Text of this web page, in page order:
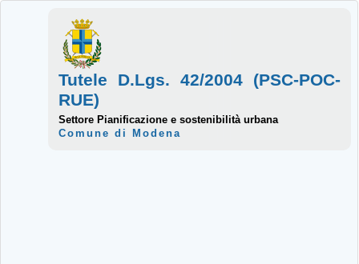
Tutele D.Lgs. 42/2004 (PSC-POC-
RUE)
Settore Pianificazione e sostenibilità urbana
Comune di Modena